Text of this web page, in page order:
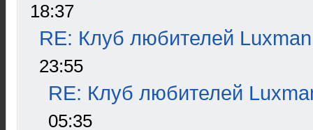
18:37
RE: Клуб любителей Luxman
23:55
RE: Клуб любителей
05:35